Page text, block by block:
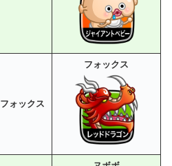
フォックス
フォックス